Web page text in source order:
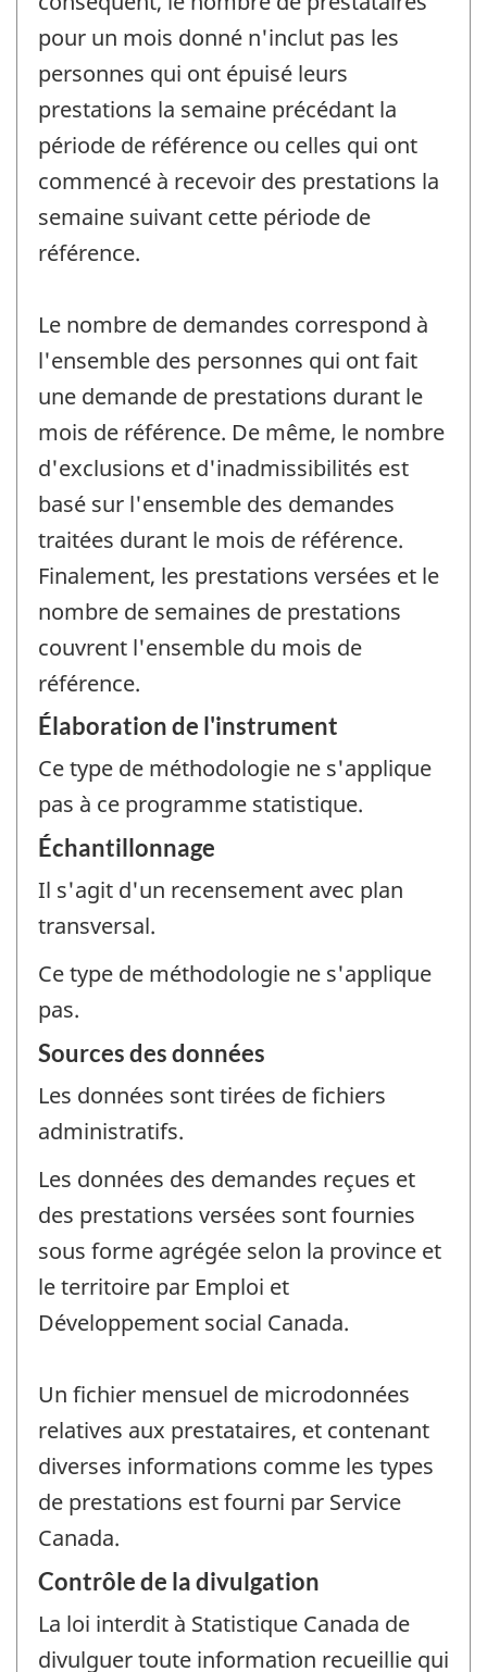
pour un mois donné n'inclut pas les
personnes qui ont épuisé leurs
prestations la semaine précédant la
période de référence ou celles qui ont
commencé à recevoir des prestations la
semaine suivant cette période de
référence.
Le nombre de demandes correspond à
l'ensemble des personnes qui ont fait
une demande de prestations durant le
mois de référence. De même, le nombre
d'exclusions et d'inadmissibilités est
basé sur l'ensemble des demandes
traitées durant le mois de référence.
Finalement, les prestations versées et le
nombre de semaines de prestations
couvrent l'ensemble du mois de
référence.
Élaboration de l'instrument
Ce type de méthodologie ne s'applique
pas à ce programme statistique.
Échantillonnage
Il s'agit d'un recensement avec plan
transversal.
Ce type de méthodologie ne s'applique
pas.
Sources des données
Les données sont tirées de fichiers
administratifs.
Les données des demandes reçues et
des prestations versées sont fournies
sous forme agrégée selon la province et
le territoire par Emploi et
Développement social Canada.
Un fichier mensuel de microdonnées
relatives aux prestataires, et contenant
diverses informations comme les types
de prestations est fourni par Service
Canada.
Contrôle de la divulgation
La loi interdit à Statistique Canada de
divulguer toute information recueillie qui